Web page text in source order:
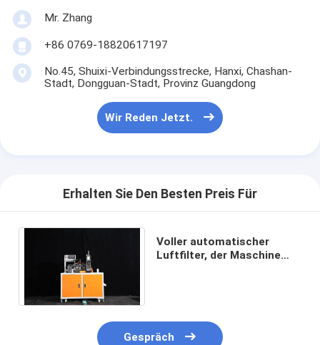
Taschen-Filter, der Maschine herstellt
Automatische Nietmaschine
Halb automatische Nietmaschine
Rahmen-Schweißer
Luftreinigerfilter
Aluminiumbeutelfilter
Staubbeutelfilter
Origami, der Maschine faltet
nähende Ultraschallmaschine
Mr. Zhang
+86 0769-18820617197
No.45, Shuixi-Verbindungsstrecke, Hanxi, Chashan-
Stadt, Dongguan-Stadt, Provinz Guangdong
Wir Reden Jetzt.
Erhalten Sie Den Besten Preis Für
Voller automatischer
Luftfilter, der Maschine
Gespräch